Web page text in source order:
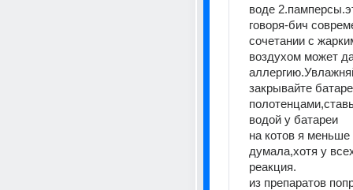
воде
говоря-бич
сочетании с
воздухом может
закрывайте
водой у батареи
на котов я меньше
думала,хотя у
реакция.
из препаратов